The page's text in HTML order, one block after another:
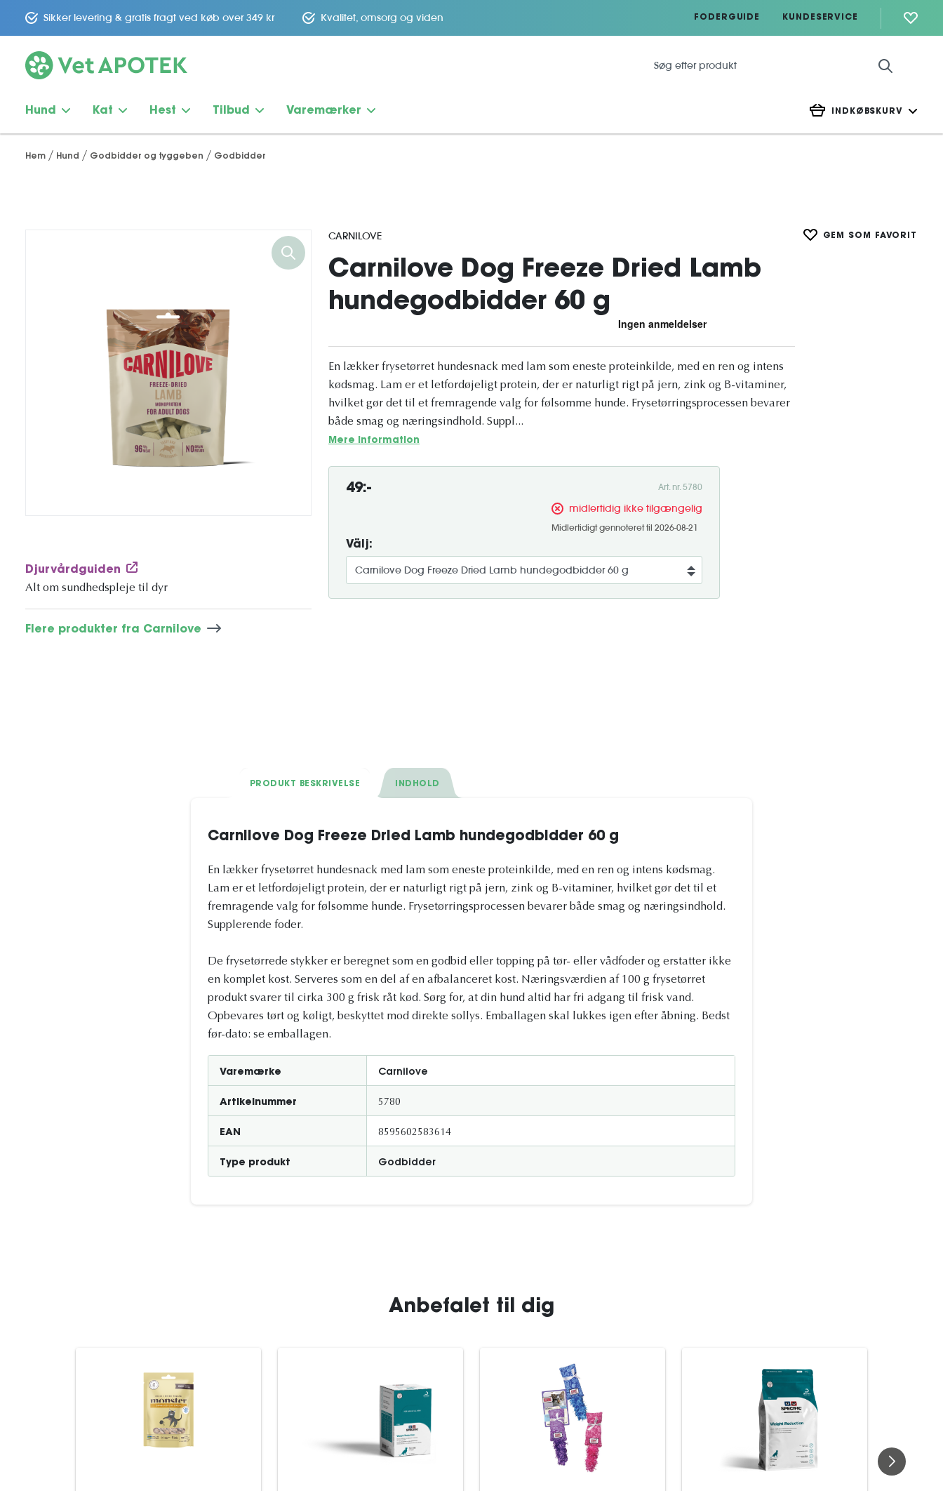
Sikker levering & gratis fragt ved køb over 349 kr Kvalitet, omsorg og viden FODERGUIDE KUNDESERVICE
Hund Kat Hest Tilbud Varemærker INDKØBSKURV
Hem Hund Godbidder og tyggeben Godbidder
Djurvårdguiden
Alt om sundhedspleje til dyr
Flere produkter fra Carnilove
CARNILOVE GEM SOM FAVORIT
Carnilove Dog Freeze Dried Lamb
hundegodbidder 60 g
En lækker frysetørret hundesnack med lam som eneste proteinkilde, med en ren og intens
kødsmag. Lam er et letfordøjeligt protein, der er naturligt rigt på jern, zink og B-vitaminer,
hvilket gør det til et fremragende valg for følsomme hunde. Frysetørringsprocessen bevarer
både smag og næringsindhold. Suppl...
Mere information
49:- Art. nr. 5780
midlertidig ikke tilgængelig
Midlertidigt gennoteret til 2026-08-21
Välj:
PRODUKT BESKRIVELSE INDHOLD
Carnilove Dog Freeze Dried Lamb hundegodbidder 60 g
En lækker frysetørret hundesnack med lam som eneste proteinkilde, med en ren og intens kødsmag.
Lam er et letfordøjeligt protein, der er naturligt rigt på jern, zink og B-vitaminer, hvilket gør det til et
fremragende valg for følsomme hunde. Frysetørringsprocessen bevarer både smag og næringsindhold.
Supplerende foder.
De frysetørrede stykker er beregnet som en godbid eller topping på tør- eller vådfoder og erstatter ikke
en komplet kost. Serveres som en del af en afbalanceret kost. Næringsværdien af ​​100 g frysetørret
produkt svarer til cirka 300 g frisk råt kød. Sørg for, at din hund altid har fri adgang til frisk vand.
Opbevares tørt og køligt, beskyttet mod direkte sollys. Emballagen skal lukkes igen efter åbning. Bedst
før-dato: se emballagen.
Varemærke Carnilove
Artikelnummer 5780
EAN 8595602583614
Type produkt Godbidder
Anbefalet til dig